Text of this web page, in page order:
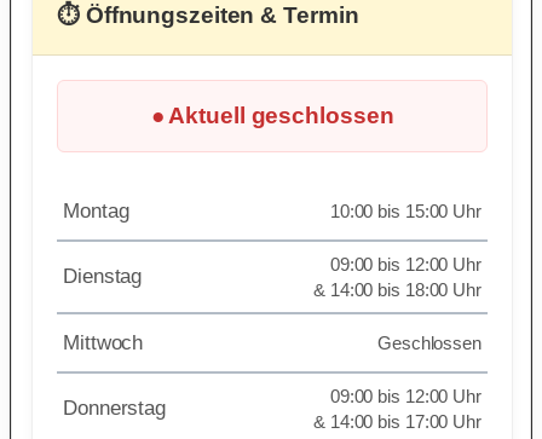
⏱ Öffnungszeiten & Termin
● Aktuell geschlossen
Montag 10:00 bis 15:00 Uhr
Dienstag
09:00 bis 12:00 Uhr
& 14:00 bis 18:00 Uhr
Mittwoch Geschlossen
Donnerstag
09:00 bis 12:00 Uhr
& 14:00 bis 17:00 Uhr